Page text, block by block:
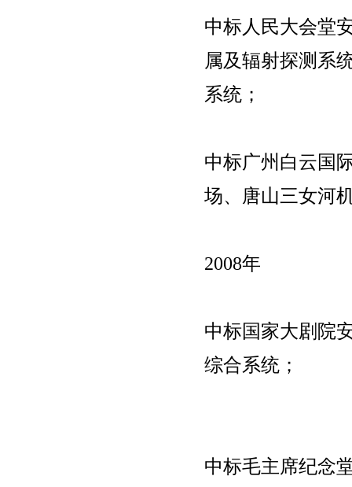
中标人民大会堂
属及辐射探测系
系统；
中标广州白云国
场、唐山三女河
2008年
中标国家大剧院
综合系统；
中标毛主席纪念